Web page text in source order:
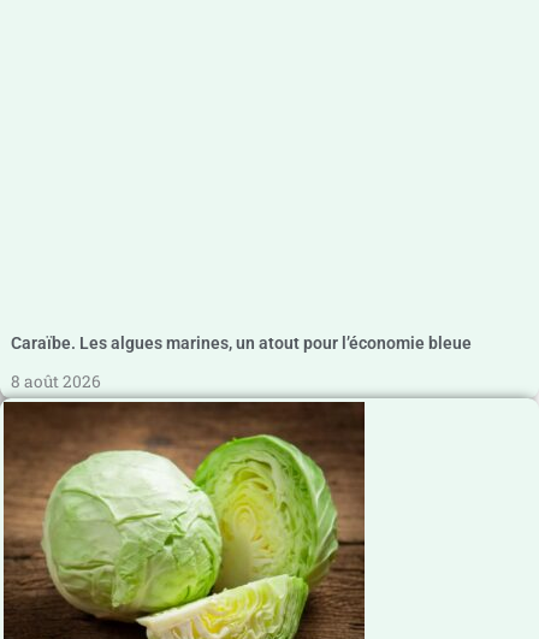
Caraïbe. Les algues marines, un atout pour l’économie bleue
8 août 2026